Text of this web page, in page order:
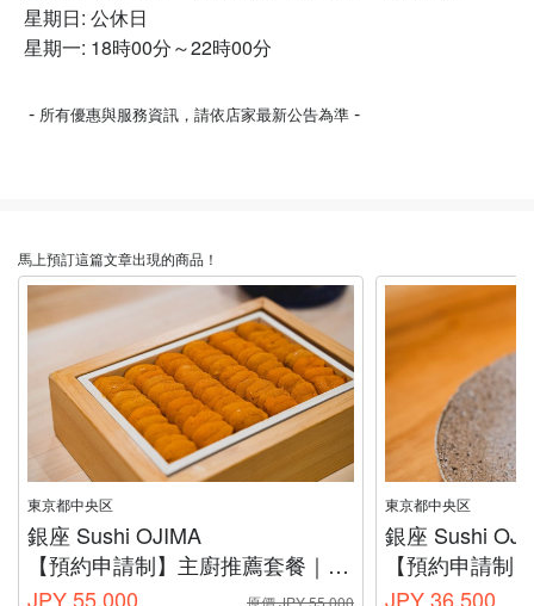
星期日: 公休日
星期一: 18時00分～22時00分
- 所有優惠與服務資訊，請依店家最新公告為準 -
馬上預訂這篇文章出現的商品！
東京都中央区
銀座 Sushi OJIMA
【預約申請制】主廚推薦套餐｜含伴手禮
JPY 55,000
東京都中央区
銀座 Sushi
【預約申請制
JPY 36,500